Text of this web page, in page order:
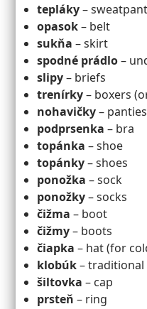
tepláky–
opasok– belt
sukňa – skirt
spodné prádlo–
slipy– briefs
trenírky– boxers
nohavičky– panties
podprsenka – bra
topánka – shoe
topánky– shoes
ponožka – sock
ponožky– socks
čižma – boot
čižmy– boots
čiapka – hat (for
klobúk– traditional
šiltovka – cap
prsteň – ring